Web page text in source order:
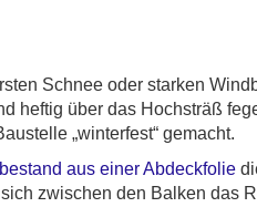
Schnee oder starken
heftig über das Hochsträß
„winterfest“ gemacht.
aus einer Abdeckfolie
sich zwischen den Balken das